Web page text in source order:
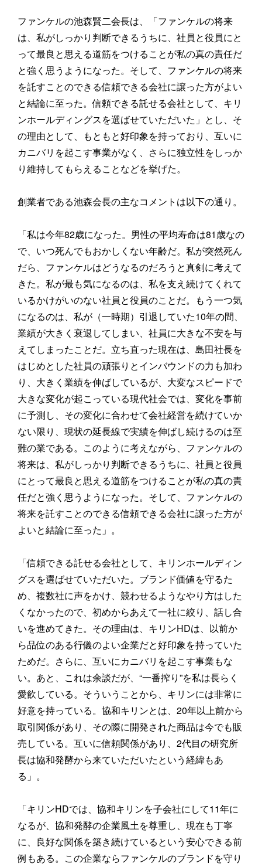
ファンケルの池森賢二会長は、「ファンケルの将来
は、私がしっかり判断できるうちに、社員と役員にと
って最良と思える道筋をつけることが私の真の責任だ
と強く思うようになった。そして、ファンケルの将来
を託すことのできる信頼できる会社に譲った方がよい
と結論に至った。信頼できる託せる会社として、キリ
ンホールディングスを選ばせていただいた」とし、そ
の理由として、もともと好印象を持っており、互いに
カニバリを起こす事業がなく、さらに独立性をしっか
り維持してもらえることなどを挙げた。
創業者である池森会長の主なコメントは以下の通り。
「私は今年82歳になった。男性の平均寿命は81歳なの
で、いつ死んでもおかしくない年齢だ。私が突然死ん
だら、ファンケルはどうなるのだろうと真剣に考えて
きた。私が最も気になるのは、私を支え続けてくれて
いるかけがいのない社員と役員のことだ。もう一つ気
になるのは、私が（一時期）引退していた10年の間、
業績が大きく衰退してしまい、社員に大きな不安を与
えてしまったことだ。立ち直った現在は、島田社長を
はじめとした社員の頑張りとインバウンドの力も加わ
り、大きく業績を伸ばしているが、大変なスピードで
大きな変化が起こっている現代社会では、変化を事前
に予測し、その変化に合わせて会社経営を続けていか
ない限り、現状の延長線で実績を伸ばし続けるのは至
難の業である。このように考えながら、ファンケルの
将来は、私がしっかり判断できるうちに、社員と役員
にとって最良と思える道筋をつけることが私の真の責
任だと強く思うようになった。そして、ファンケルの
将来を託すことのできる信頼できる会社に譲った方が
よいと結論に至った」。
「信頼できる託せる会社として、キリンホールディン
グスを選ばせていただいた。ブランド価値を守るた
め、複数社に声をかけ、競わせるようなやり方はした
くなかったので、初めからあえて一社に絞り、話し合
いを進めてきた。その理由は、キリンHDは、以前か
ら品位のある行儀のよい企業だと好印象を持っていた
ためだ。さらに、互いにカニバリを起こす事業もな
い。あと、これは余談だが、“一番搾り”を私は長らく
愛飲している。そういうことから、キリンには非常に
好意を持っている。協和キリンとは、20年以上前から
取引関係があり、その際に開発された商品は今でも販
売している。互いに信頼関係があり、2代目の研究所
長は協和発酵から来ていただいたという経緯もあ
る」。
「キリンHDでは、協和キリンを子会社にして11年に
なるが、協和発酵の企業風土を尊重し、現在も丁寧
に、良好な関係を築き続けているという安心できる前
例もある。この企業ならファンケルのブランドを守り